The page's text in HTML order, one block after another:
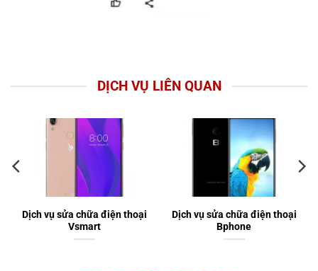
DỊCH VỤ LIÊN QUAN
Dịch vụ sửa chữa điện thoại
Vsmart
Dịch vụ sửa chữa điện thoại
Bphone